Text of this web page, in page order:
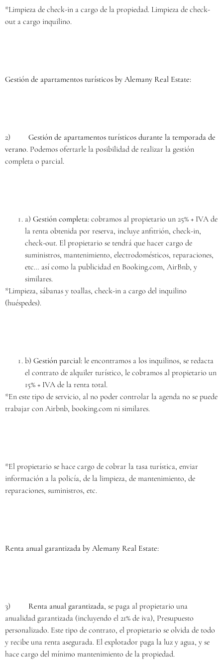
*Limpieza de check-in a cargo de la propiedad. Limpieza de check-
out a cargo inquilino.
Gestión de apartamentos turísticos by Alemany Real Estate:
2) Gestión de apartamentos turísticos durante la temporada de
verano. Podemos ofertarle la posibilidad de realizar la gestión
completa o parcial.
a) Gestión completa: cobramos al propietario un 25% + IVA de
la renta obtenida por reserva, incluye anfitrión, check-in,
check-out. El propietario se tendrá que hacer cargo de
suministros, mantenimiento, electrodomésticos, reparaciones,
etc… así como la publicidad en Booking.com, AirBnb, y
similares.
*Limpieza, sábanas y toallas, check-in a cargo del inquilino
(huéspedes).
b) Gestión parcial: le encontramos a los inquilinos, se redacta
el contrato de alquiler turístico, le cobramos al propietario un
15% + IVA de la renta total.
*En este tipo de servicio, al no poder controlar la agenda no se puede
trabajar con Airbnb, booking.com ni similares.
*El propietario se hace cargo de cobrar la tasa turística, enviar
información a la policía, de la limpieza, de mantenimiento, de
reparaciones, suministros, etc.
Renta anual garantizada by Alemany Real Estate:
3) Renta anual garantizada, se paga al propietario una
anualidad garantizada (incluyendo el 21% de iva), Presupuesto
personalizado. Este tipo de contrato, el propietario se olvida de todo
y recibe una renta asegurada. El explotador paga la luz y agua, y se
hace cargo del mínimo mantenimiento de la propiedad.